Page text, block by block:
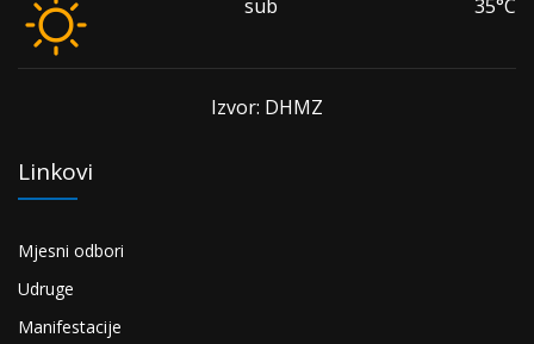
sub 35°C
Izvor: DHMZ
Linkovi
Mjesni odbori
Udruge
Manifestacije